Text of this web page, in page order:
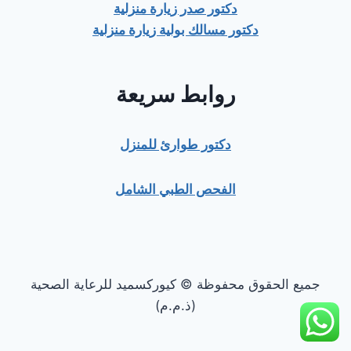
دكتور صدر زيارة منزلية
دكتور مسالك بولية زيارة منزلية
روابط سريعة
دكتور طوارئ للمنزل
الفحص الطبي الشامل
جميع الحقوق محفوظة © كيوركسميد للرعاية الصحية
(ذ.م.م)